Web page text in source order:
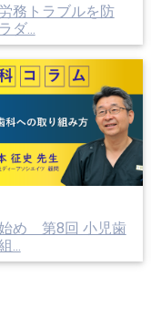
ます。
ト「たちつてと
向けて採用には
り魅力的であれ
タッフから紹介
多く悪い評判が
てないように余
採用活動を楽し
務トラブルを防
ダ...
め 第8回 小児歯
...